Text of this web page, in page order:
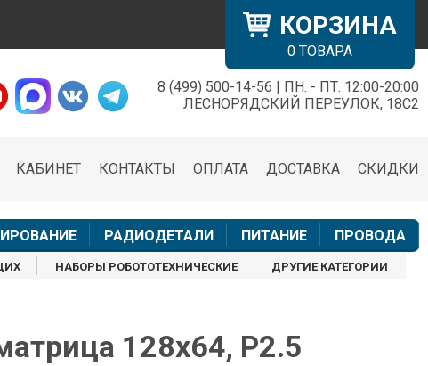
КОРЗИНА
0 ТОВАРА
8 (499) 500-14-56 | ПН. - ПТ. 12:00-20:00
ЛЕСНОРЯДСКИЙ ПЕРЕУЛОК, 18С2
СКИДКИ
ДОСТАВКА
ОПЛАТА
КОНТАКТЫ
КАБИНЕТ
РАДИОДЕТАЛИ ПИТАНИЕ ПРОВОДА
НАБОРЫ РОБОТОТЕХНИЧЕСКИЕ ДРУГИЕ КАТЕГОРИИ
128x64, P2.5
×